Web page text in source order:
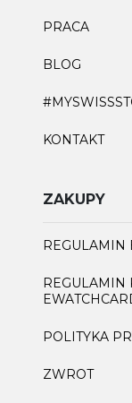
PRACA
BLOG
KONTAKT
ZAKUPY
REGULAMIN
REGULAMIN
POLITYKA
ZWROT